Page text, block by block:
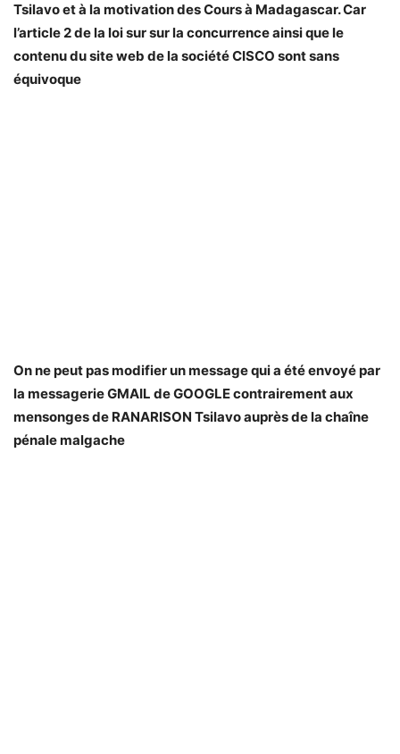
Tsilavo et à la motivation des Cours à Madagascar. Car
l’article 2 de la loi sur sur la concurrence ainsi que le
contenu du site web de la société CISCO sont sans
équivoque
On ne peut pas modifier un message qui a été envoyé par
la messagerie GMAIL de GOOGLE contrairement aux
mensonges de RANARISON Tsilavo auprès de la chaîne
pénale malgache